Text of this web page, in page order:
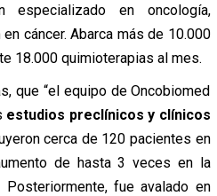
especializado en oncología,
cáncer. Abarca más de 10.000
18.000 quimioterapias al mes.
que “el equipo de Oncobiomed
estudios preclínicos y clínicos
cerca de 120 pacientes en
de hasta 3 veces en la
Posteriormente, fue avalado en